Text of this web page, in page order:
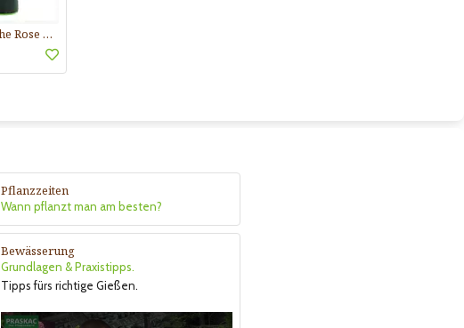
Handschuhe Rose Buisson
Pflanzzeiten
Wann pflanzt man am besten?
Bewässerung
Grundlagen & Praxistipps.
Tipps fürs richtige Gießen.